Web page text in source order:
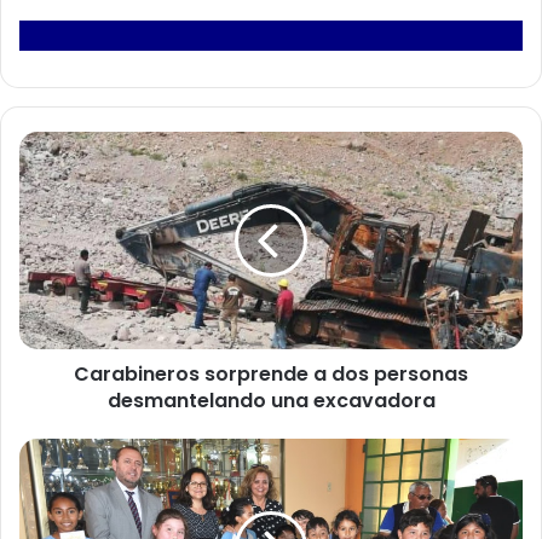
C
a
r
a
b
i
n
e
r
o
p
r
Carabineros sorprende a dos personas
desmantelando una excavadora
T
i
b